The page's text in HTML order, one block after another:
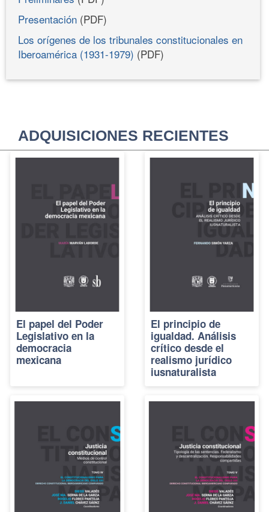
Presentación (PDF)
Los orígenes de los tribunales constitucionales en
Iberoamérica (1931-1979) (PDF)
ADQUISICIONES RECIENTES
El papel del Poder
Legislativo en la
democracia
mexicana
El principio de
igualdad. Análisis
crítico desde el
realismo jurídico
iusnaturalista